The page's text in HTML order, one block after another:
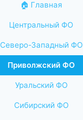
🏠 Главная
Центральный ФО
Северо-Западный ФО
Приволжский ФО
Уральский ФО
Сибирский ФО